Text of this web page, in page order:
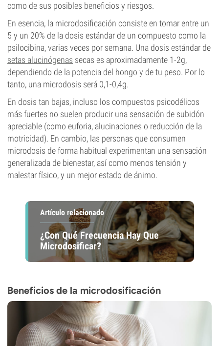
como de sus posibles beneficios y riesgos.
En esencia, la microdosificación consiste en tomar entre un
5 y un 20% de la dosis estándar de un compuesto como la
psilocibina, varias veces por semana. Una dosis estándar de
setas alucinógenas secas es aproximadamente 1-2g,
dependiendo de la potencia del hongo y de tu peso. Por lo
tanto, una microdosis será 0,1-0,4g.
En dosis tan bajas, incluso los compuestos psicodélicos
más fuertes no suelen producir una sensación de subidón
apreciable (como euforia, alucinaciones o reducción de la
motricidad). En cambio, las personas que consumen
microdosis de forma habitual experimentan una sensación
generalizada de bienestar, así como menos tensión y
malestar físico, y un mejor estado de ánimo.
Artículo relacionado
¿Con Qué Frecuencia Hay Que
Microdosificar?
Beneficios de la microdosificación